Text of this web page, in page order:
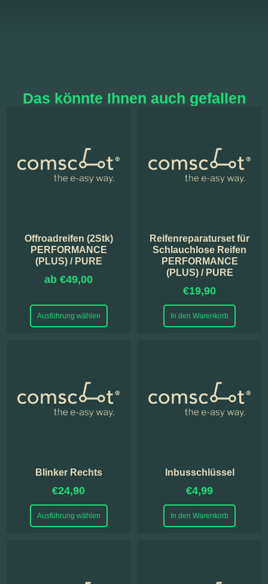
Das könnte Ihnen auch gefallen
Offroadreifen (2Stk)
PERFORMANCE
(PLUS) / PURE
ab €49,00
Ausführung wählen
Reifenreparaturset für
Schlauchlose Reifen
PERFORMANCE
(PLUS) / PURE
€19,90
In den Warenkorb
Blinker Rechts
€24,90
Ausführung wählen
Inbusschlüssel
€4,99
In den Warenkorb